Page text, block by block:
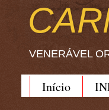
VENERÁVEL
Início